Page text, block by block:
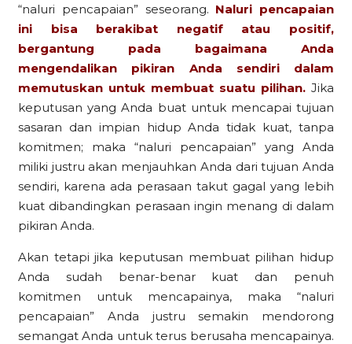
“naluri pencapaian” seseorang. Naluri pencapaian
ini bisa berakibat negatif atau positif,
bergantung pada bagaimana Anda
mengendalikan pikiran Anda sendiri dalam
memutuskan untuk membuat suatu pilihan.Jika
keputusan yang Anda buat untuk mencapai tujuan
sasaran dan impian hidup Anda tidak kuat, tanpa
komitmen; maka “naluri pencapaian” yang Anda
miliki justru akan menjauhkan Anda dari tujuan Anda
sendiri, karena ada perasaan takut gagal yang lebih
kuat dibandingkan perasaan ingin menang di dalam
pikiran Anda.
Akan tetapi jika keputusan membuat pilihan hidup
Anda sudah benar-benar kuat dan penuh
komitmen untuk mencapainya, maka “naluri
pencapaian” Anda justru semakin mendorong
semangat Anda untuk terus berusaha mencapainya.